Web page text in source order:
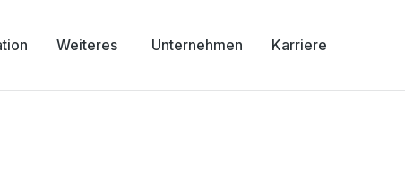
Weiteres Unternehmen Karriere